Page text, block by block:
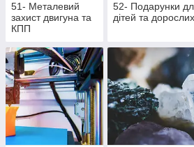
51- Металевий
захист двигуна та
КПП
52- Подарунки
дітей та дорослих